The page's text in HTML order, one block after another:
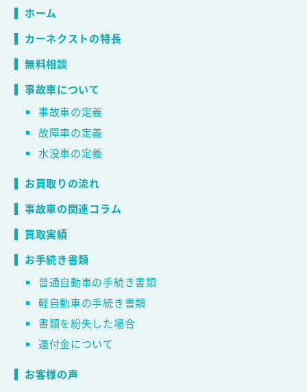
ホーム
カーネクストの特長
無料相談
事故車について
事故車の定義
故障車の定義
水没車の定義
お買取りの流れ
事故車の関連コラム
買取実績
お手続き書類
普通自動車の手続き書類
軽自動車の手続き書類
書類を紛失した場合
還付金について
お客様の声